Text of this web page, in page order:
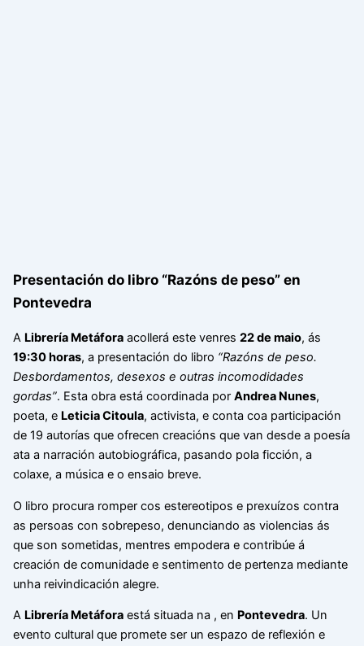
Presentación do libro “Razóns de peso” en
Pontevedra
A Librería Metáforaacollerá este venres 22 de maio, ás
19:30 horas, a presentación do libro “Razóns de peso.
Desbordamentos, desexos e outras incomodidades
gordas”. Esta obra está coordinada por Andrea Nunes,
poeta, e Leticia Citoula, activista, e conta coa participación
de 19 autorías que ofrecen creacións que van desde a poesía
ata a narración autobiográfica, pasando pola ficción, a
colaxe, a música e o ensaio breve.
O libro procura romper cos estereotipos e prexuízos contra
as persoas con sobrepeso, denunciando as violencias ás
que son sometidas, mentres empodera e contribúe á
creación de comunidade e sentimento de pertenza mediante
unha reivindicación alegre.
A Librería Metáforaestá situada na , en Pontevedra. Un
evento cultural que promete ser un espazo de reflexión e